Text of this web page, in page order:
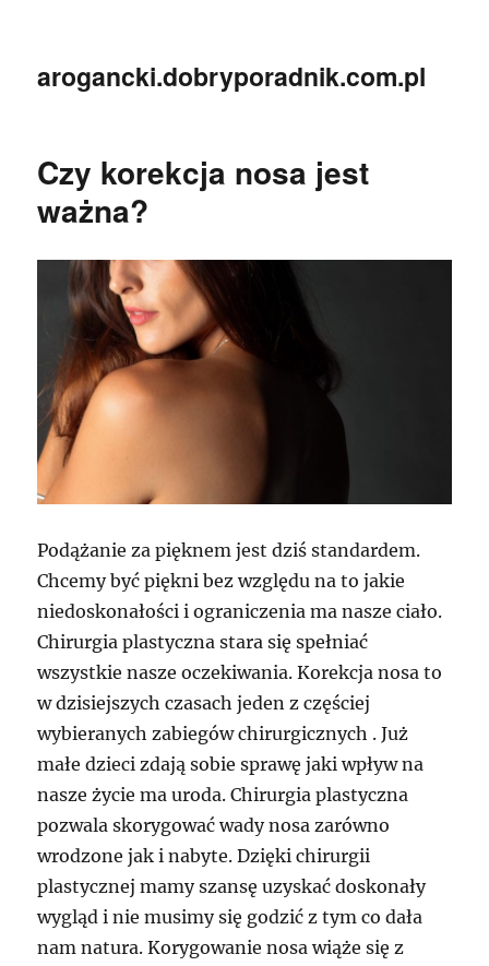
arogancki.dobryporadnik.com.pl
Czy korekcja nosa jest
ważna?
Podążanie za pięknem jest dziś standardem.
Chcemy być piękni bez względu na to jakie
niedoskonałości i ograniczenia ma nasze ciało.
Chirurgia plastyczna stara się spełniać
wszystkie nasze oczekiwania. Korekcja nosa to
w dzisiejszych czasach jeden z częściej
wybieranych zabiegów chirurgicznych . Już
małe dzieci zdają sobie sprawę jaki wpływ na
nasze życie ma uroda. Chirurgia plastyczna
pozwala skorygować wady nosa zarówno
wrodzone jak i nabyte. Dzięki chirurgii
plastycznej mamy szansę uzyskać doskonały
wygląd i nie musimy się godzić z tym co dała
nam natura. Korygowanie nosa wiąże się z